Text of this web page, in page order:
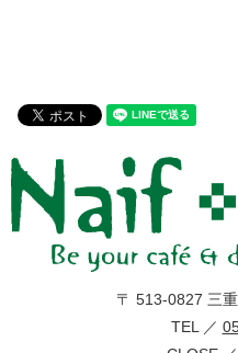
〒 513-0827 三
TEL ／